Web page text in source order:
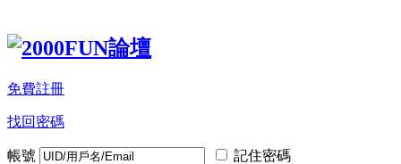
免費註冊
找回密碼
帳號 記住密碼